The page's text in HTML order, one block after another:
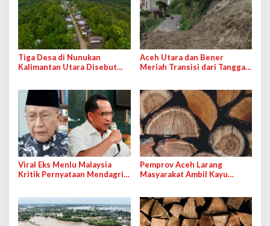
Tiga Desa di Nunukan
Kalimantan Utara Disebut
Aceh Utara dan Bener
Meriah Transisi dari Tanggap
Viral Eks Menlu Malaysia
Kritik Pernyataan Mendagri
Pemprov Aceh Larang
Masyarakat Ambil Kayu